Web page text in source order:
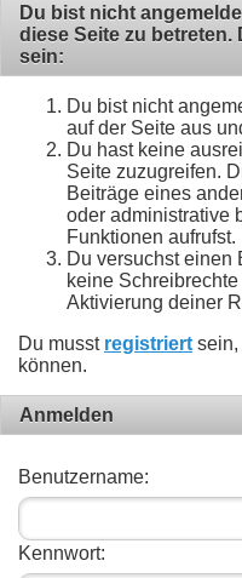
Du bist nicht
diese Seite zu betreten.
sein:
Du bist nicht
auf der Seite aus
Du hast keine
Seite zuzugreifen.
Beiträge eines
oder administrative
Funktionen aufrufst.
Du versuchst einen
keine
Aktivierung deiner
Du musst registriert sein,
können.
Anmelden
Benutzername:
Kennwort: